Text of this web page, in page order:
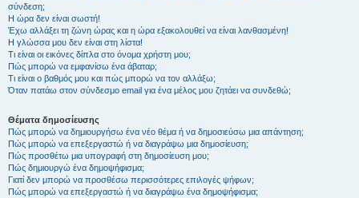
σύνδεση;
Η ώρα δεν είναι σωστή!
Έχω αλλάξει τη ζώνη ώρας και η ώρα εξακολουθεί να είναι λανθασμένη!
Η γλώσσα μου δεν είναι στη λίστα!
Τι είναι οι εικόνες δίπλα στο όνομα χρήστη μου;
Πώς μπορώ να εμφανίσω ένα άβαταρ;
Τι είναι ο βαθμός μου και πώς μπορώ να τον αλλάξω;
Όταν πατάω στον σύνδεσμο email για ένα μέλος μου ζητάει να συνδεθώ;
Θέματα δημοσίευσης
Πώς μπορώ να δημιουργήσω ένα νέο θέμα ή να δημοσιεύσω μια απάντηση;
Πώς μπορώ να επεξεργαστώ ή να διαγράψω μια δημοσίευση;
Πώς προσθέτω μια υπογραφή στη δημοσίευση μου;
Πώς δημιουργώ ένα δημοψήφισμα;
Γιατί δεν μπορώ να προσθέσω περισσότερες επιλογές ψήφων;
Πώς μπορώ να επεξεργαστώ ή να διαγράψω ένα δημοψήφισμα;